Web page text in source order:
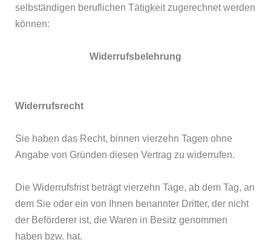
selbständigen beruflichen Tätigkeit zugerechnet werden
können:
Widerrufsbelehrung
Widerrufsrecht
Sie haben das Recht, binnen vierzehn Tagen ohne
Angabe von Gründen diesen Vertrag zu widerrufen.
Die Widerrufsfrist beträgt vierzehn Tage, ab dem Tag, an
dem Sie oder ein von Ihnen benannter Dritter, der nicht
der Beförderer ist, die Waren in Besitz genommen
haben bzw. hat.